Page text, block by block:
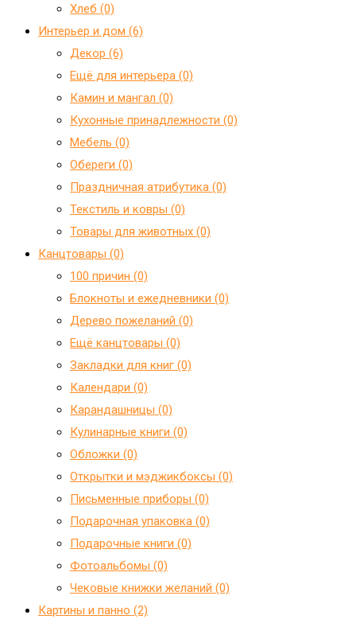
Хлеб (0)
Интерьер и дом (6)
Декор (6)
Ещё для интерьера (0)
Камин и мангал (0)
Кухонные принадлежности (0)
Мебель (0)
Обереги (0)
Праздничная атрибутика (0)
Текстиль и ковры (0)
Товары для животных (0)
Канцтовары (0)
100 причин (0)
Блокноты и ежедневники (0)
Дерево пожеланий (0)
Ещё канцтовары (0)
Закладки для книг (0)
Календари (0)
Карандашницы (0)
Кулинарные книги (0)
Обложки (0)
Открытки и мэджикбоксы (0)
Письменные приборы (0)
Подарочная упаковка (0)
Подарочные книги (0)
Фотоальбомы (0)
Чековые книжки желаний (0)
Картины и панно (2)